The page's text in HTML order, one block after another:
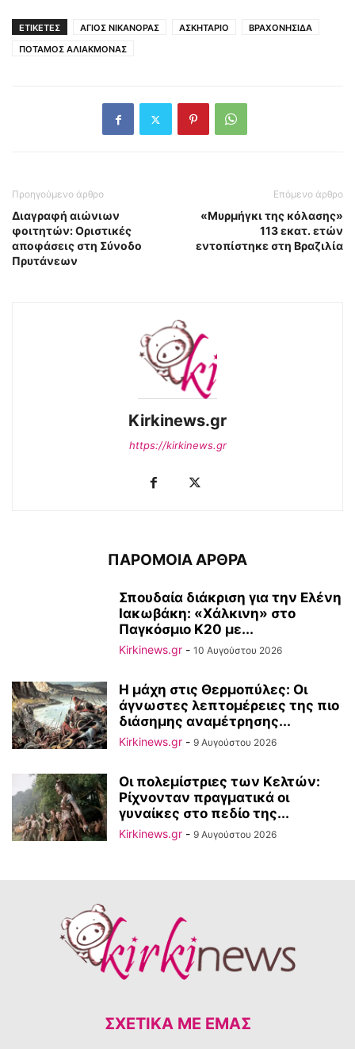
ΕΤΙΚΕΤΕΣ ΑΓΙΟΣ ΝΙΚΑΝΟΡΑΣ ΑΣΚΗΤΑΡΙΟ
ΒΡΑΧΟΝΗΣΙΔΑ
ΠΟΤΑΜΟΣ ΑΛΙΑΚΜΟΝΑΣ
Προηγούμενο άρθρο
Διαγραφή αιώνιων
φοιτητών: Οριστικές
αποφάσεις στη Σύνοδο
Πρυτάνεων
Επόμενο άρθρο
«Μυρμήγκι της κόλασης»
113 εκατ. ετών
εντοπίστηκε στη Βραζιλία
Kirkinews.gr
https://kirkinews.gr
ΠΑΡΟΜΟΙΑ ΑΡΘΡΑ
Σπουδαία διάκριση για την Ελένη
Ιακωβάκη: «Χάλκινη» στο
Παγκόσμιο Κ20 με...
Kirkinews.gr - 10 Αυγούστου 2026
Η μάχη στις Θερμοπύλες: Οι
άγνωστες λεπτομέρειες της πιο
διάσημης αναμέτρησης...
Kirkinews.gr - 9 Αυγούστου 2026
Οι πολεμίστριες των Κελτών:
Ρίχνονταν πραγματικά οι
γυναίκες στο πεδίο της...
Kirkinews.gr - 9 Αυγούστου 2026
ΣΧΕΤΙΚΆ ΜΕ ΕΜΆΣ